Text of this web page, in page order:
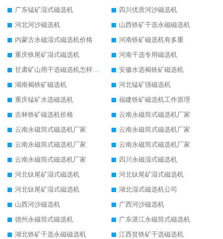
广东锰矿湿式磁选机
四川优质河沙磁选机
河北河沙磁选机
山西铁矿干选永磁磁选机
内蒙古永磁湿式磁选机价格
河南铁矿磁选机有多重
重庆铁尾矿湿式磁选机
河南干选专用磁选机
甘肃矿山用干选磁选机怎样调磁
安徽水选褐铁矿磁选机
湖南褐铁矿磁选机
河北锰矿强磁选机
重庆锰矿水选磁选机
福建铁矿磁选机工作原理
吉林铁矿磁选机价格
云南永磁筒式磁选机厂家
云南永磁筒式磁选机厂家
云南永磁筒式磁选机厂家
云南永磁筒式磁选机厂家
云南永磁筒式磁选机厂家
云南永磁筒式磁选机厂家
四川永磁湿式磁选机
河北钛尾矿湿式磁选机
河北钛尾矿湿式磁选机
河北钛尾矿湿式磁选机
湖北湿式磁选机公司
山西河沙磁选机
广西河沙磁选机
德州永磁筒式磁选机
广东湛江永磁筒式磁选机
湖北铁矿干选永磁磁选机
江西贫铁矿干选磁选机